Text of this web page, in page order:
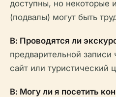
доступны, но некоторые
(подвалы) могут быть
В: Проводятся ли
предварительной
сайт или туристический
В: Могу ли я посетить